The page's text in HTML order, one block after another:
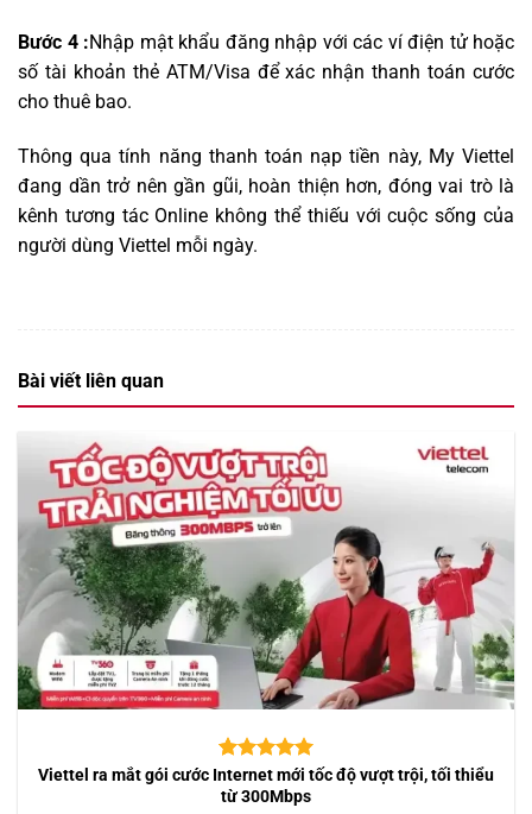
Bước 4 :Nhập mật khẩu đăng nhập với các ví điện tử hoặc
số tài khoản thẻ ATM/Visa để xác nhận thanh toán cước
cho thuê bao.
Thông qua tính năng thanh toán nạp tiền này, My Viettel
đang dần trở nên gần gũi, hoàn thiện hơn, đóng vai trò là
kênh tương tác Online không thể thiếu với cuộc sống của
người dùng Viettel mỗi ngày.
Bài viết liên quan
5.00trên 5
dựa trên
10
Viettel ra mắt gói cước Internet mới tốc độ vượt trội, tối thiểu
từ 300Mbps